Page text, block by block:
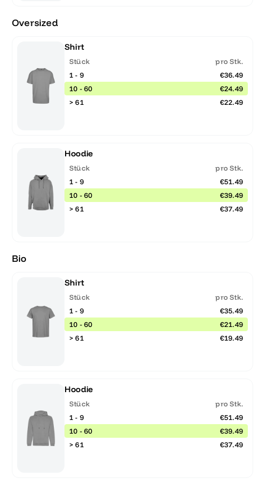
Oversized
Shirt
Stück
pro Stk.
1 - 9
€36.49
10 - 60
€24.49
> 61
€22.49
Hoodie
Stück
pro Stk.
1 - 9
€51.49
10 - 60
€39.49
> 61
€37.49
Bio
Shirt
Stück
pro Stk.
1 - 9
€35.49
10 - 60
€21.49
> 61
€19.49
Hoodie
Stück
pro Stk.
1 - 9
€51.49
10 - 60
€39.49
> 61
€37.49